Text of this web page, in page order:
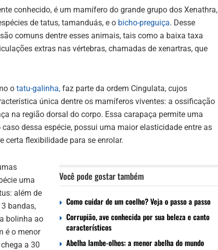
conhecido, é um mamífero do grande grupo dos Xenathra,
de tatus, tamanduás, e o bicho-preguiça. Desse
comuns dentre esses animais, tais como a baixa taxa
extras nas vértebras, chamadas de xenartras, que
o tatu-galinha, faz parte da ordem Cingulata, cujos
única dentre os mamíferos viventes: a ossificação
na região dorsal do corpo. Essa carapaça permite uma
dessa espécie, possui uma maior elasticidade entre as
certa flexibilidade para se enrolar.
Você pode gostar também
Como cuidar de um coelho? Veja o passo a passo
Corrupião, ave conhecida por sua beleza e canto
característicos
Abelha lambe-olhos: a menor abelha do mundo
uma
além de
bandas,
bolinha ao
é o menor
a 30